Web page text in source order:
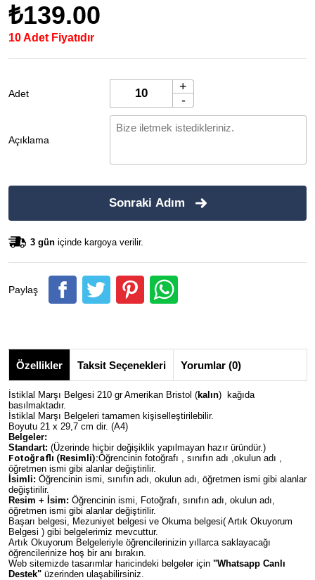
₺139.00
10 Adet Fiyatıdır
Adet
+
-
Açıklama
Sonraki Adım
3 gün içinde kargoya verilir.
Paylaş
Özellikler Taksit Seçenekleri Yorumlar (0)
İstiklal Marşı Belgesi 210 gr Amerikan Bristol (kalın) kağıda
basılmaktadır.
İstiklal Marşı Belgeleri tamamen kişiselleştirilebilir.
Boyutu 21 x 29,7 cm dir. (A4)
Belgeler:
Standart: (Üzerinde hiçbir değişiklik yapılmayan hazır üründür.)
Fotoğraflı (Resimli):Öğrencinin fotoğrafı , sınıfın adı ,okulun adı ,
öğretmen ismi gibi alanlar değiştirilir.
İsimli: Öğrencinin ismi, sınıfın adı, okulun adı, öğretmen ismi gibi alanlar
değiştirilir.
Resim + İsim: Öğrencinin ismi, Fotoğrafı, sınıfın adı, okulun adı,
öğretmen ismi gibi alanlar değiştirilir.
Başarı belgesi, Mezuniyet belgesi ve Okuma belgesi( Artık Okuyorum
Belgesi ) gibi belgelerimiz mevcuttur.
Artık Okuyorum Belgeleriyle öğrencilerinizin yıllarca saklayacağı
öğrencilerinize hoş bir anı bırakın.
Web sitemizde tasarımlar haricindeki belgeler için "Whatsapp Canlı
Destek" üzerinden ulaşabilirsiniz.